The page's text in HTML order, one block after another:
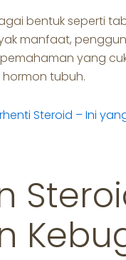
bentuk seperti
manfaat,
yang
tubuh.
Steroid – Ini